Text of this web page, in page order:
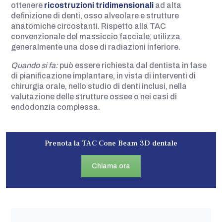
ottenere ricostruzioni tridimensionali ad alta
definizione di denti, osso alveolare e strutture
anatomiche circostanti. Rispetto alla TAC
convenzionale del massiccio facciale, utilizza
generalmente una dose di radiazioni inferiore.
Quando si fa:può essere richiesta dal dentista in fase
di pianificazione implantare, in vista di interventi di
chirurgia orale, nello studio di denti inclusi, nella
valutazione delle strutture ossee o nei casi di
endodonzia complessa.
Prenota la TAC Cone Beam 3D dentale
Chiama ora